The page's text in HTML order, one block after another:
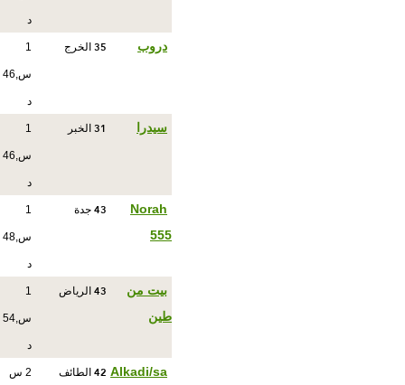
د
دروب 35 الخرج 1
س,46
د
سيدرا 31 الخبر 1
س,46
د
Norah
555
43 جدة 1
س,48
د
بيت من
طين
43 الرياض 1
س,54
د
Alkadi/sa
42 الطائف 2 س